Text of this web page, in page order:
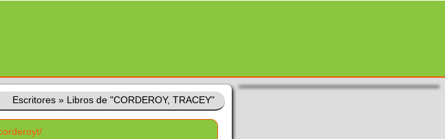
Escritores » Libros de "CORDEROY, TRACEY"